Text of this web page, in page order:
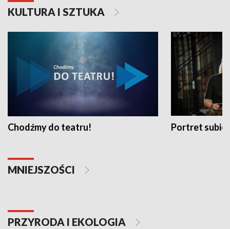
KULTURA I SZTUKA
Chodźmy do teatru! Portret
MNIEJSZOŚCI
PRZYRODA I EKOLOGIA